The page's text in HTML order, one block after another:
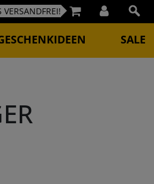
VERSANDFREI!
SALE